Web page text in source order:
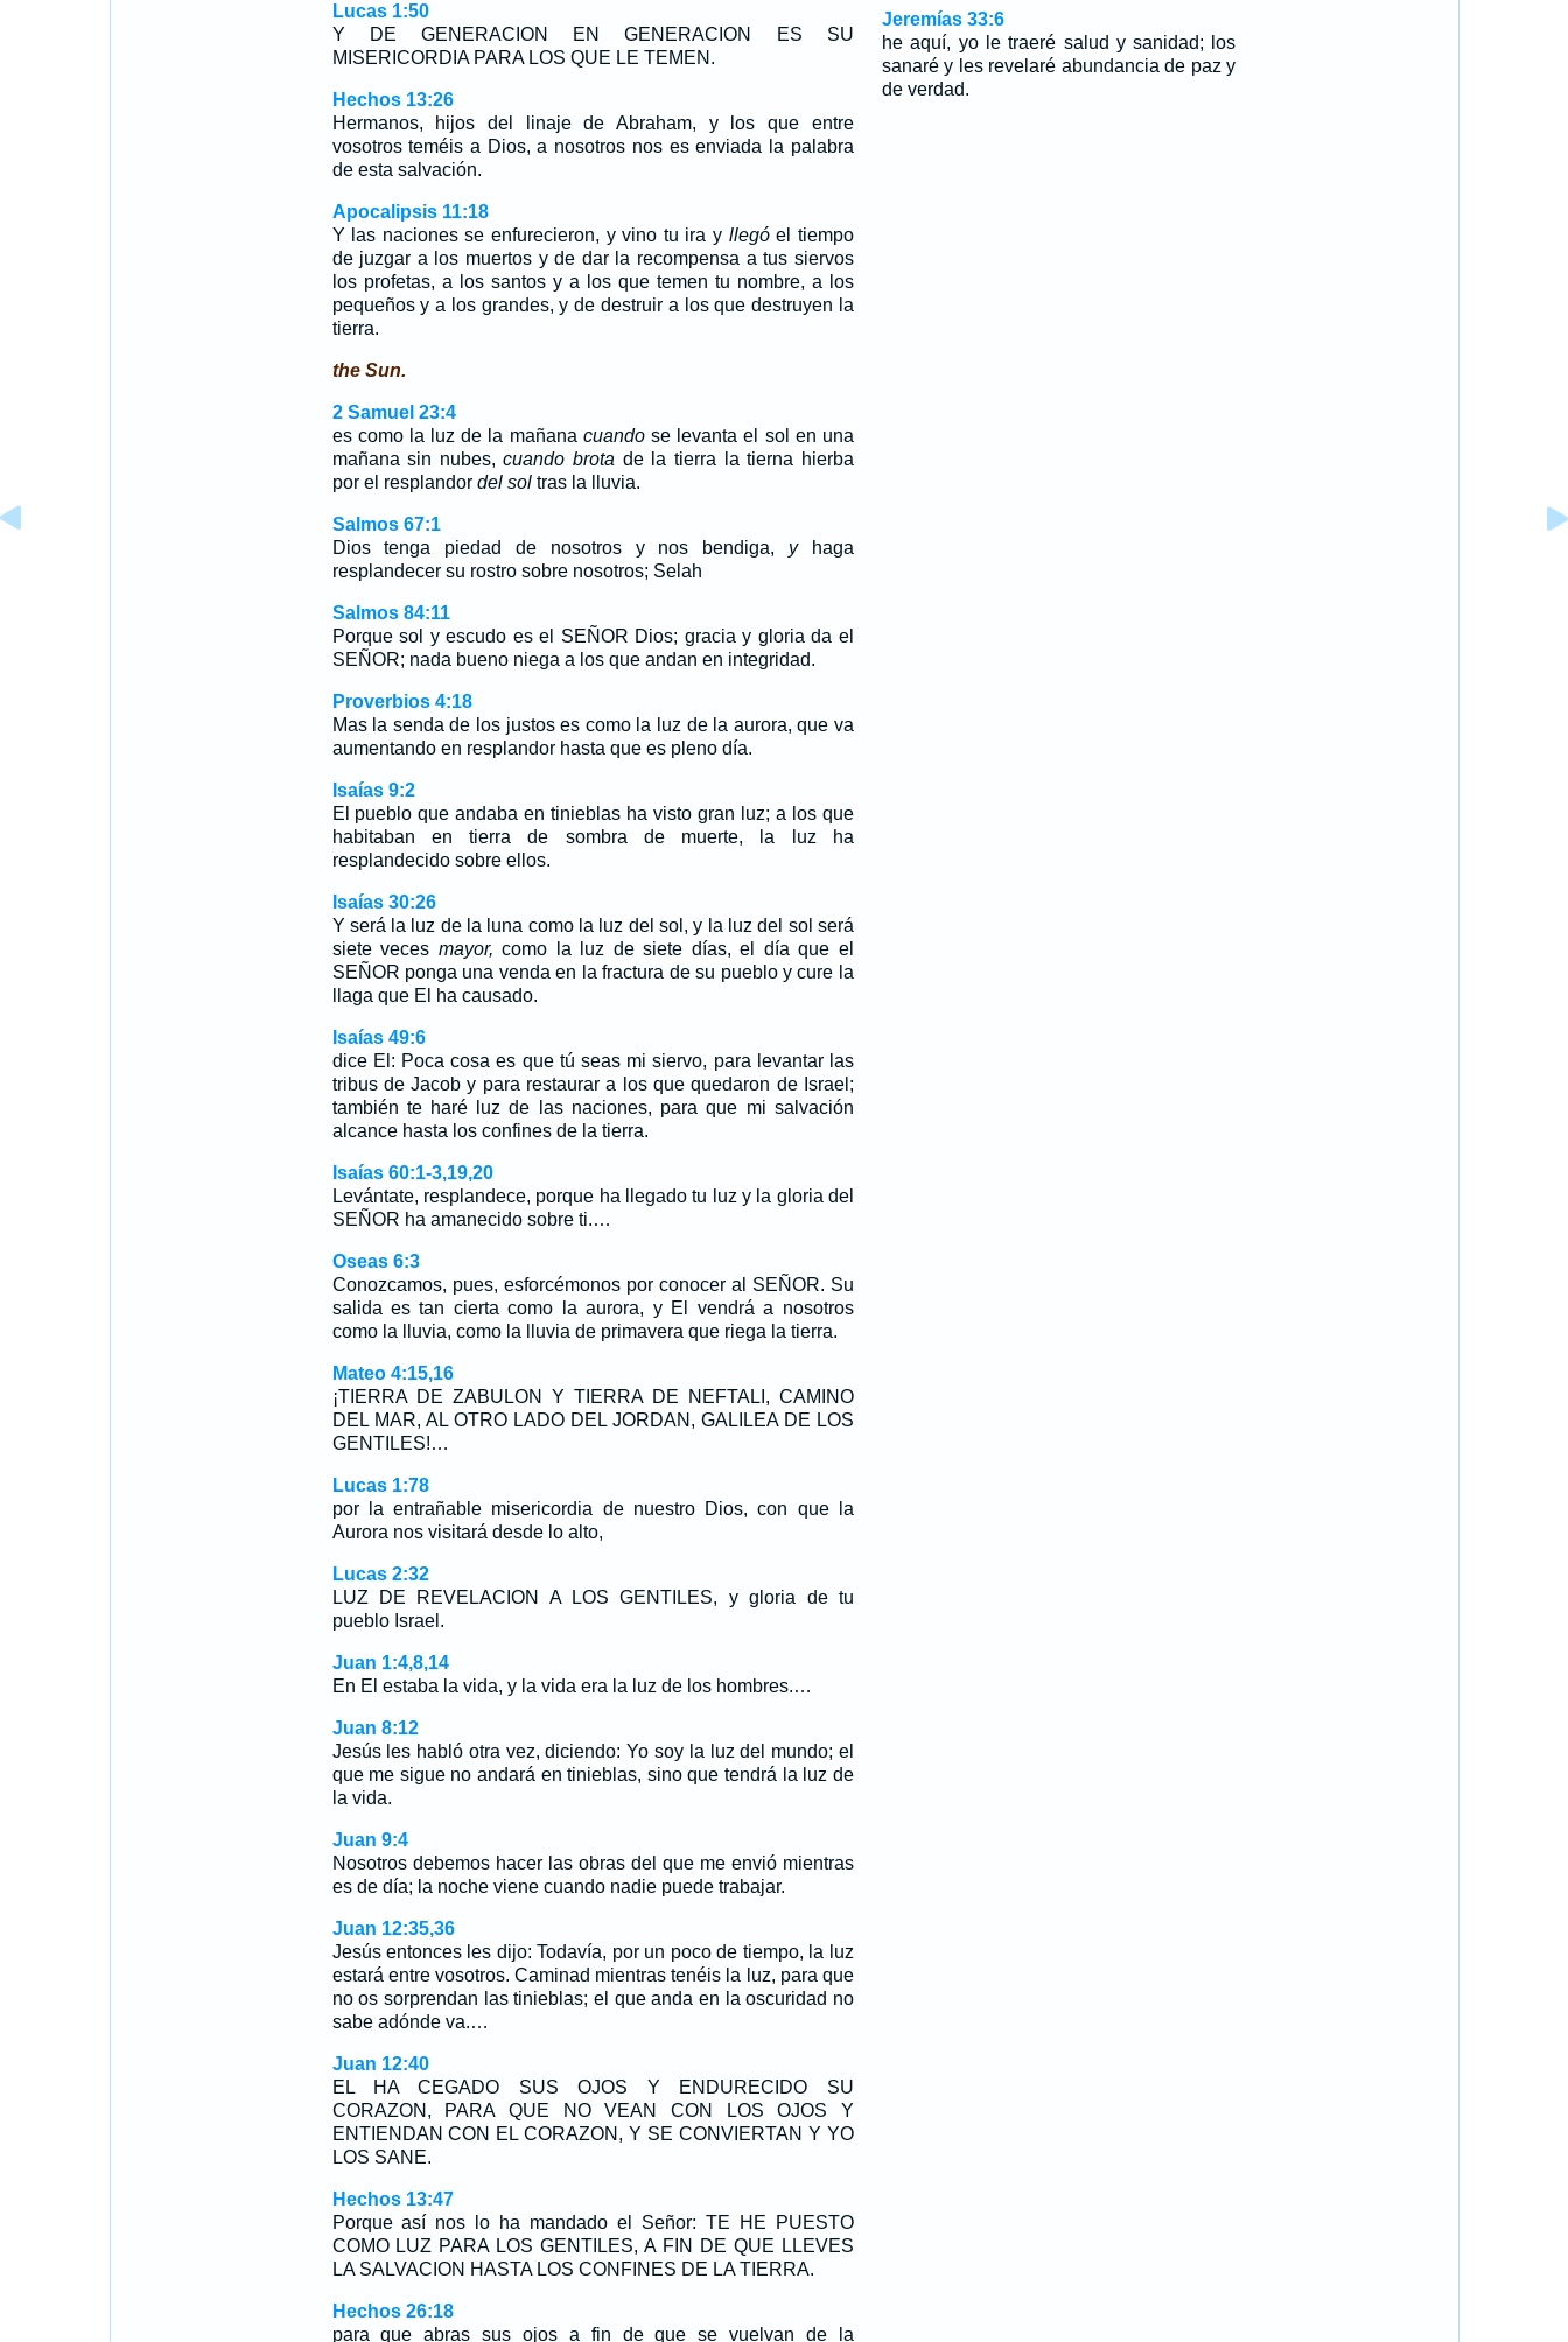
Lucas 1:50
Y DE GENERACION EN GENERACION ES SU
MISERICORDIA PARA LOS QUE LE TEMEN.
Hechos 13:26
Hermanos, hijos del linaje de Abraham, y los que entre
vosotros teméis a Dios, a nosotros nos es enviada la palabra
de esta salvación.
Apocalipsis 11:18
Y las naciones se enfurecieron, y vino tu ira y llegóel tiempo
de juzgar a los muertos y de dar la recompensa a tus siervos
los profetas, a los santos y a los que temen tu nombre, a los
pequeños y a los grandes, y de destruir a los que destruyen la
tierra.
the Sun.
2 Samuel 23:4
es como la luz de la mañana cuandose levanta el sol en una
mañana sin nubes,cuando brota de la tierra la tierna hierba
por el resplandor del soltras la lluvia.
Salmos 67:1
Dios tenga piedad de nosotros y nos bendiga, yhaga
resplandecer su rostro sobre nosotros; Selah
Salmos 84:11
Porque sol y escudo es el SEÑOR Dios; gracia y gloria da el
SEÑOR; nada bueno niega a los que andan en integridad.
Proverbios 4:18
Mas la senda de los justos es como la luz de la aurora, que va
aumentando en resplandor hasta que es pleno día.
Isaías 9:2
El pueblo que andaba en tinieblas ha visto gran luz; a los que
habitaban en tierra de sombra de muerte, la luz ha
resplandecido sobre ellos.
Isaías 30:26
Y será la luz de la luna como la luz del sol, y la luz del sol será
siete veces mayor, como la luz de siete días, el día que el
SEÑOR ponga una venda en la fractura de su pueblo y cure la
llaga que El ha causado.
Isaías 49:6
dice El: Poca cosa es que tú seas mi siervo, para levantar las
tribus de Jacob y para restaurar a los que quedaron de Israel;
también te haré luz de las naciones, para que mi salvación
alcance hasta los confines de la tierra.
Isaías 60:1-3,19,20
Levántate, resplandece, porque ha llegado tu luz y la gloria del
SEÑOR ha amanecido sobre ti.…
Oseas 6:3
Conozcamos, pues, esforcémonos por conocer al SEÑOR. Su
salida es tan cierta como la aurora, y El vendrá a nosotros
como la lluvia, como la lluvia de primavera que riega la tierra.
Mateo 4:15,16
¡TIERRA DE ZABULON Y TIERRA DE NEFTALI, CAMINO
DEL MAR, AL OTRO LADO DEL JORDAN, GALILEA DE LOS
GENTILES!…
Lucas 1:78
por la entrañable misericordia de nuestro Dios, con que la
Aurora nos visitará desde lo alto,
Lucas 2:32
LUZ DE REVELACION A LOS GENTILES, y gloria de tu
pueblo Israel.
Juan 1:4,8,14
En El estaba la vida, y la vida era la luz de los hombres.…
Juan 8:12
Jesús les habló otra vez, diciendo: Yo soy la luz del mundo; el
que me sigue no andará en tinieblas, sino que tendrá la luz de
la vida.
Juan 9:4
Nosotros debemos hacer las obras del que me envió mientras
es de día; la noche viene cuando nadie puede trabajar.
Juan 12:35,36
Jesús entonces les dijo: Todavía, por un poco de tiempo, la luz
estará entre vosotros. Caminad mientras tenéis la luz, para que
no os sorprendan las tinieblas; el que anda en la oscuridad no
sabe adónde va.…
Juan 12:40
EL HA CEGADO SUS OJOS Y ENDURECIDO SU
CORAZON, PARA QUE NO VEAN CON LOS OJOS Y
ENTIENDAN CON EL CORAZON, Y SE CONVIERTAN Y YO
LOS SANE.
Hechos 13:47
Porque así nos lo ha mandado el Señor: TE HE PUESTO
COMO LUZ PARA LOS GENTILES, A FIN DE QUE LLEVES
LA SALVACION HASTA LOS CONFINES DE LA TIERRA.
Hechos 26:18
para que abras sus ojos a fin de que se vuelvan de la
Jeremías 33:6
he aquí, yo le traeré salud y sanidad; los
sanaré y les revelaré abundancia de paz y
de verdad.